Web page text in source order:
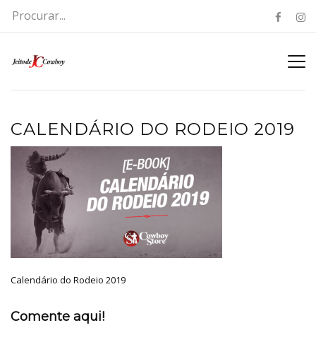
CALENDÁRIO DO RODEIO 2019
Calendário do Rodeio 2019
Comente aqui!